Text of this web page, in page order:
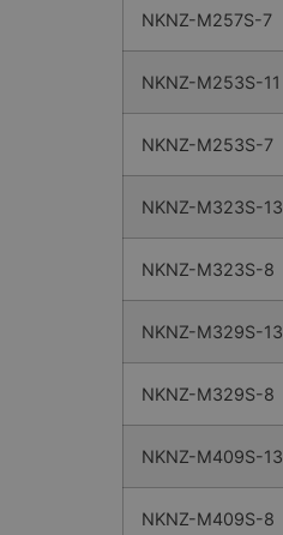
NKNZ-M257S-7
NKNZ-M253S-11
NKNZ-M253S-7
NKNZ-M323S-13
NKNZ-M323S-8
NKNZ-M329S-13
NKNZ-M329S-8
NKNZ-M409S-13
NKNZ-M409S-8